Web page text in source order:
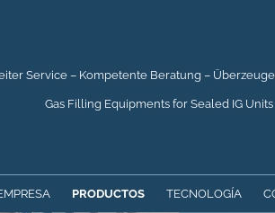
Service – Kompetente Beratung –
Gas Filling Equipments for Sealed IG Units
PRODUCTOS TECNOLOGÍA